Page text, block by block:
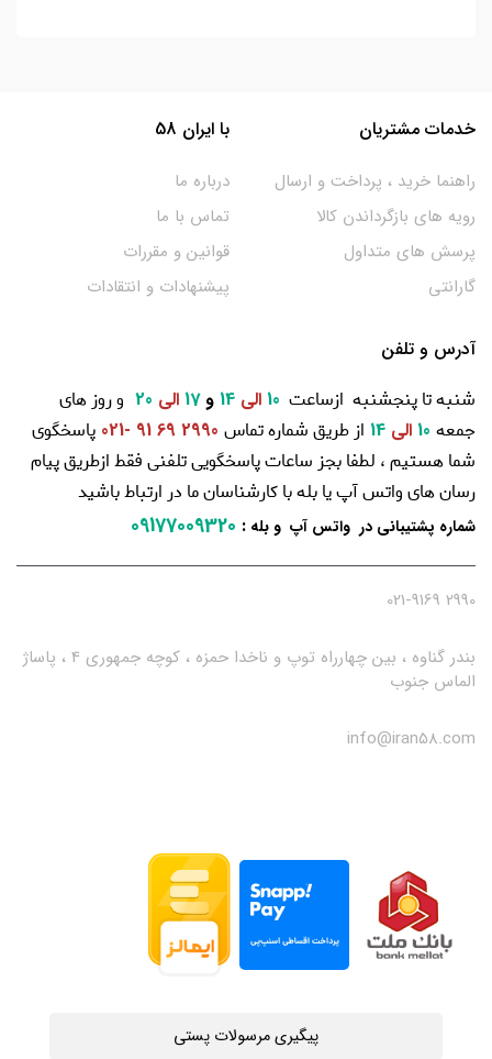
خدمات مشتریان
راهنما خرید ، پرداخت و ارسال
رویه های بازگرداندن کالا
پرسش های متداول
گارانتی
با ایران 58
درباره ما
تماس با ما
قوانین و مقررات
پیشنهادات و انتقادات
آدرس و تلفن
شنبه تا پنجشنبه ازساعت 10 الی و17 الی
و روز های
جمعه
الی از طریق شماره تماس 2990 69 91 -021
پاسخگوی
شما هستیم ، لطفا بجز ساعات پاسخگویی تلفنی فقط ازطریق پیام
رسان های واتس آپ یا بله با کارشناسان ما در ارتباط باشید
شماره پشتیبانی در واتس آپ و بله :
09177009320
2990 021-9169
بندر گناوه ، بین چهارراه توپ و ناخدا حمزه ، کوچه جمهوری 4 ، پاساژ
الماس جنوب
info@iran58.com
پیگیری مرسولات پستی